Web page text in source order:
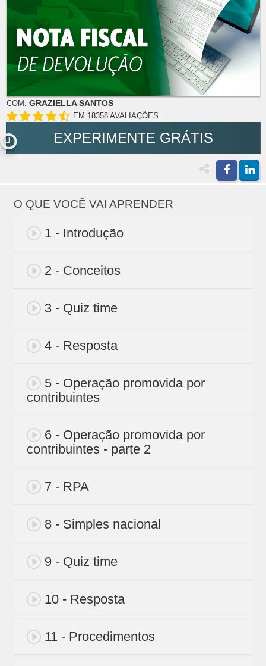
COM: GRAZIELLA SANTOS
EM 18358 AVALIAÇÕES
EXPERIMENTE GRÁTIS
O QUE VOCÊ VAI APRENDER
1 - Introdução
2 - Conceitos
3 - Quiz time
4 - Resposta
5 - Operação promovida por
contribuintes
6 - Operação promovida por
contribuintes - parte 2
7 - RPA
8 - Simples nacional
9 - Quiz time
10 - Resposta
11 - Procedimentos